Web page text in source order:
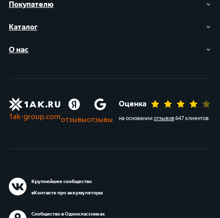
Покупателю
Каталог
О нас
1ak-group.comотзывыотзывы
Оценка
на основании отзывов647 клиентов.
Крупнейшее сообщество
вКонтакте про аккумуляторы
Сообщество в Одноклассниках